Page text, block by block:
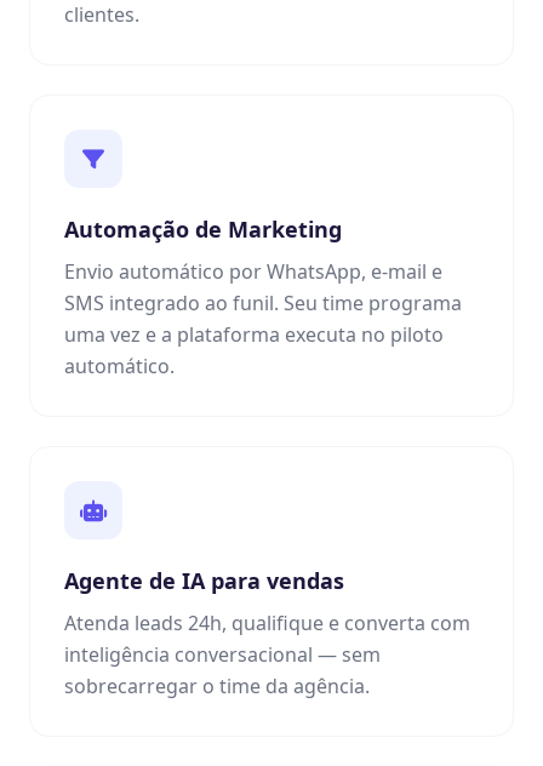
clientes.
Automação de Marketing
Envio automático por WhatsApp, e-mail e
SMS integrado ao funil. Seu time programa
uma vez e a plataforma executa no piloto
automático.
Agente de IA para vendas
Atenda leads 24h, qualifique e converta com
inteligência conversacional — sem
sobrecarregar o time da agência.